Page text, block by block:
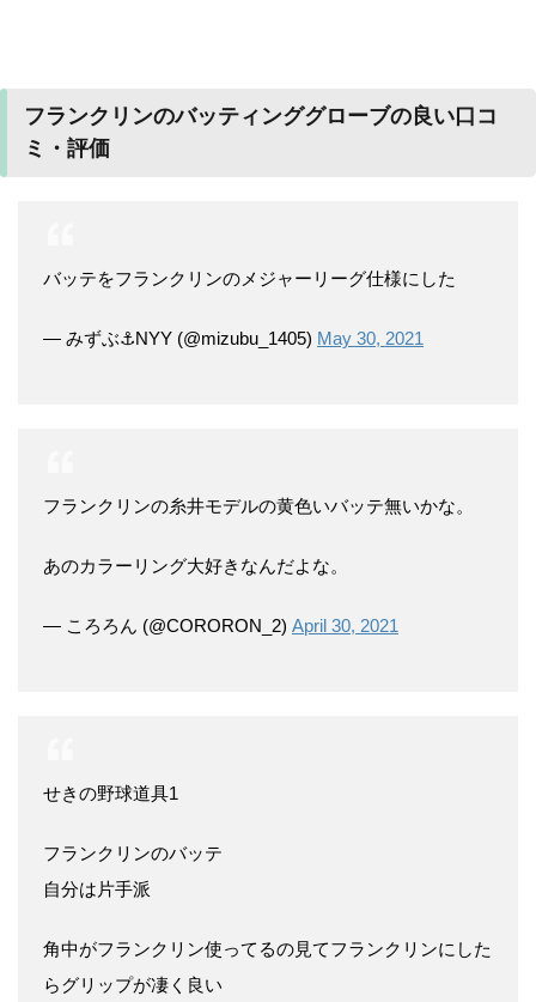
フランクリンのバッティンググローブの良い口コ
ミ・評価
バッテをフランクリンのメジャーリーグ仕様にした
— みずぶ⚓NYY (@mizubu_1405) May 30, 2021
フランクリンの糸井モデルの黄色いバッテ無いかな。
あのカラーリング大好きなんだよな。
— ころろん (@CORORON_2) April 30, 2021
せきの野球道具1
フランクリンのバッテ
自分は片手派
角中がフランクリン使ってるの見てフランクリンにした
らグリップが凄く良い